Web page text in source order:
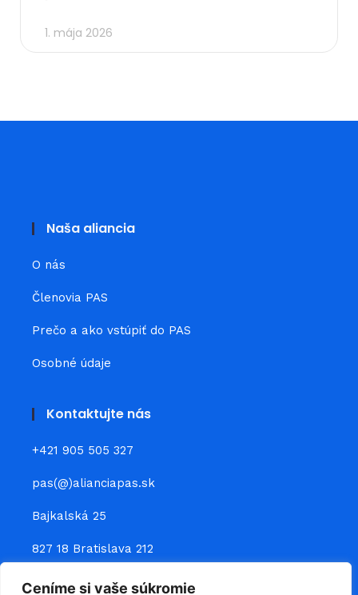
Ceníme si vaše súkromie
1. mája 2026
Naša aliancia
O nás
Členovia PAS
Prečo a ako vstúpiť do PAS
Osobné údaje
Kontaktujte nás
+421 905 505 327
pas(@)alianciapas.sk
Bajkalská 25
827 18 Bratislava 212